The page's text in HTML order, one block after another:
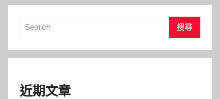
搜
搜尋
近期文章